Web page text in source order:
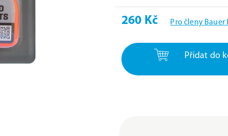
260 Kč Pro členy Bauer
Přidat do